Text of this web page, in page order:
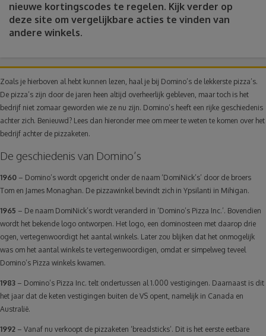
Korting
Reizen
Geldzaken
Eten & Drinken
Korting
nieuwe kortingscodes te regelen. Kijk verder op
deze site om vergelijkbare acties te vinden van
andere winkels.
Zoals je hierboven al hebt kunnen lezen, haal je bij Domino’s de lekkerste pizza’s.
De pizza’s zijn door de jaren heen altijd overheerlijk gebleven, maar toch is het
bedrijf niet zomaar geworden wie ze nu zijn. Domino’s heeft een rijke geschiedenis
achter zich. Benieuwd? Lees dan hieronder mee om meer te weten te komen over het
bedrijf achter de pizzaketen.
De geschiedenis van Domino’s
1960 – Domino’s wordt opgericht onder de naam ‘DomiNick’s’ door de broers
Tom en James Monaghan. De pizzawinkel bevindt zich in Ypsilanti in Mihigan.
1965 – De naam DomiNick’s wordt veranderd in ‘Domino’s Pizza Inc.’. Bovendien
wordt het bekende logo ontworpen. Het logo, een dominosteen met daarop drie
ogen, vertegenwoordigt het aantal winkels. Later zou blijken dat het onmogelijk
was om het aantal winkels te vertegenwoordigen, omdat er simpelweg teveel
Domino’s Pizza winkels kwamen.
1983 – Domino’s Pizza Inc. telt ondertussen al 1.000 vestigingen. Daarnaast is dit
het jaar dat de keten vestigingen buiten de VS opent, namelijk in Canada en
Australië.
1992 – Vanaf nu verkoopt de pizzaketen ‘breadsticks’. Dit is het eerste eetbare